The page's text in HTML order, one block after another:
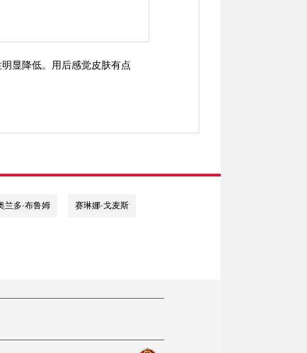
显降低。用后感觉皮肤有点
兰多·布鲁姆 赛琳娜·戈麦斯